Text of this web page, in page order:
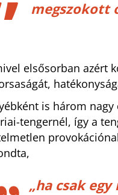
megszokott
elsősorban azért
is három
tengernél, így a
„ha csak